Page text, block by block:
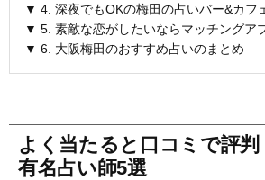
▼ 4. 深夜でもOKの梅田の占いバー&カフ
▼ 5. 素敵な恋がしたいならマッチングア
▼ 6. 大阪梅田のおすすめ占いのまとめ
よく当たると口コミで評判
有名占い師5選